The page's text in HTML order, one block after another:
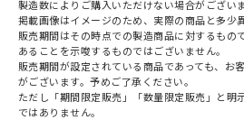
製造数によりご購入いただけない場合がございま
掲載画像はイメージのため、実際の商品と多少
販売期間はその時点での製造商品に対するもの
あることを示唆するものではございません。
販売期間が設定されている商品であっても、お
がございます。予めご了承ください。
ただし「期間限定販売」「数量限定販売」と明
ではありません。